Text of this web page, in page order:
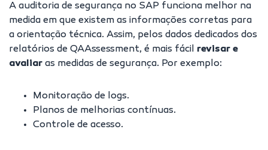
A auditoria de segurança no SAP funciona melhor na
medida em que existem as informações corretas para
a orientação técnica. Assim, pelos dados dedicados dos
relatórios de QAAssessment, é mais fácil revisar e
avaliar as medidas de segurança. Por exemplo:
Monitoração de logs.
Planos de melhorias contínuas.
Controle de acesso.